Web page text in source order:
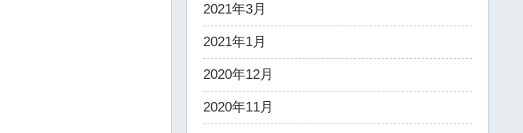
2021年3月
2021年1月
2020年12月
2020年11月